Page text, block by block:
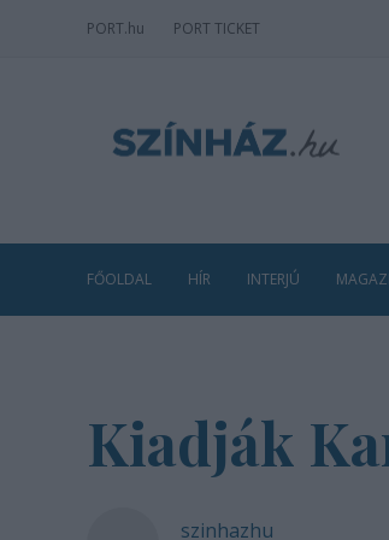
PORT.hu PORT TICKET
FŐOLDAL HÍR INTERJÚ
Kiadják
szinhazhu